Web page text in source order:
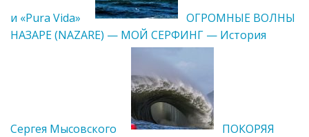
и «Pura Vida»
ОГРОМНЫЕ ВОЛНЫ
НАЗАРЕ (NAZARE) — МОЙ СЕРФИНГ — История
Сергея Мысовского
ПОКОРЯЯ